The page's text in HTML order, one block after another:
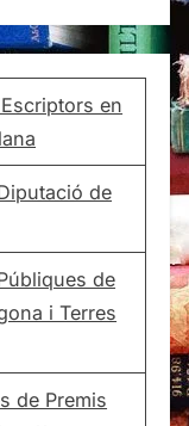
en
de
de
i Terres
de Premis